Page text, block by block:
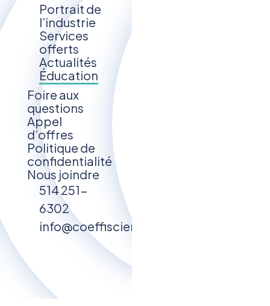
Portrait de
l’industrie
Services
offerts
Actualités
Éducation
Foire aux
questions
Appel
d’offres
Politique de
confidentialité
Nous joindre
514 251-
6302
info@coeffiscience.ca